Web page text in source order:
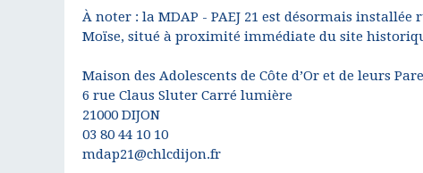
À noter : la MDAP - PAEJ 21 est désormais
Moïse, situé à proximité immédiate du site
Maison des Adolescents de Côte d’Or et de leurs
6 rue Claus Sluter Carré lumière
21000 DIJON
03 80 44 10 10
mdap21@chlcdijon.fr